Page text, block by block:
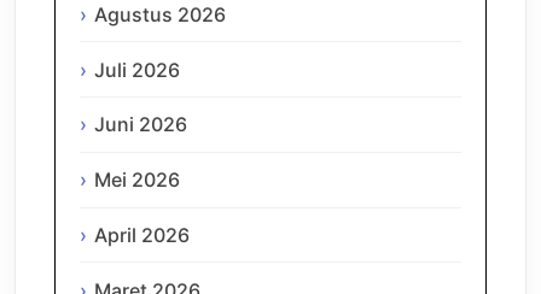
Agustus 2026
Juli 2026
Juni 2026
Mei 2026
April 2026